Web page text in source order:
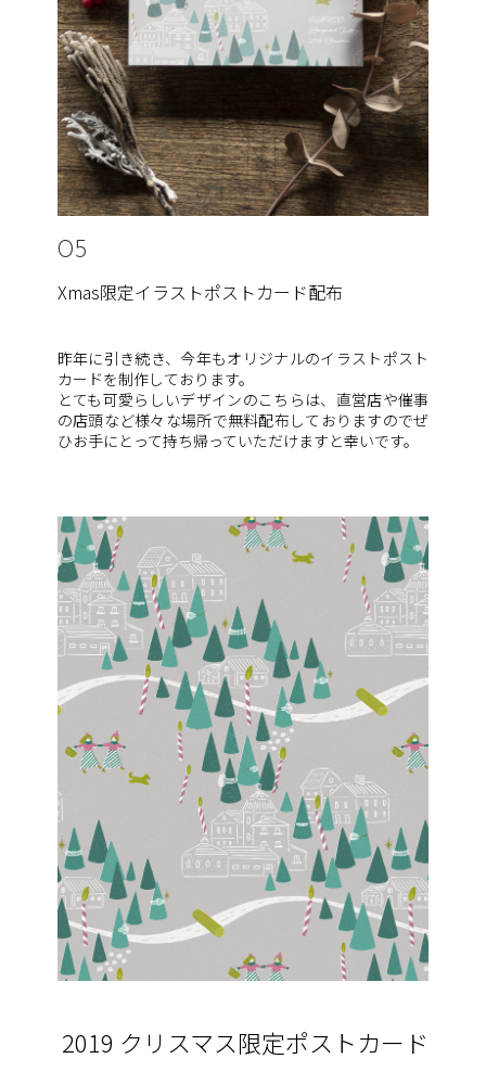
05
Xmas限定イラストポストカード配布
昨年に引き続き、今年もオリジナルのイラストポスト
カードを制作しております。
とても可愛らしいデザインのこちらは、直営店や催事
の店頭など様々な場所で無料配布しておりますのでぜ
ひお手にとって持ち帰っていただけますと幸いです。
2019 クリスマス限定ポストカード